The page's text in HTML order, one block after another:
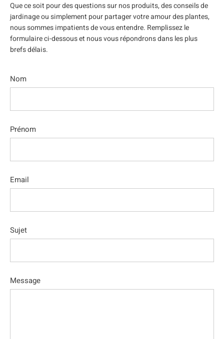
Que ce soit pour des questions sur nos produits, des conseils de
jardinage ou simplement pour partager votre amour des plantes,
nous sommes impatients de vous entendre. Remplissez le
formulaire ci-dessous et nous vous répondrons dans les plus
brefs délais.
Nom
Prénom
Email
Sujet
Message